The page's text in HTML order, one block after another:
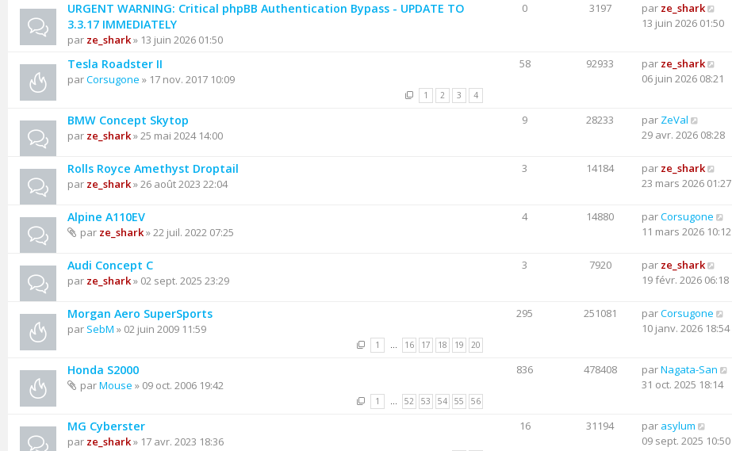
URGENT WARNING: Critical phpBB Authentication Bypass - UPDATE TO
3.3.17 IMMEDIATELY
par ze_shark» 13 juin 2026 01:50
0 3197 par ze_shark
13 juin 2026 01:50
Tesla Roadster II
parCorsugone » 17 nov. 2017 10:09
1 2 3 4
58 92933 par ze_shark
06 juin 2026 08:21
BMW Concept Skytop
par ze_shark» 25 mai 2024 14:00
9 28233 par ZeVal
29 avr. 2026 08:28
Rolls Royce Amethyst Droptail
par ze_shark» 26 août 2023 22:04
3 14184 par ze_shark
23 mars 2026 01:27
Alpine A110EV
par ze_shark» 22 juil. 2022 07:25
4 14880 parCorsugone
11 mars 2026 10:12
Audi Concept C
par ze_shark» 02 sept. 2025 23:29
3 7920 par ze_shark
19 févr. 2026 06:18
Morgan Aero SuperSports
par SebM » 02 juin 2009 11:59
1 … 16 17 18 19 20
295 251081 parCorsugone
10 janv. 2026 18:54
Honda S2000
parMouse » 09 oct. 2006 19:42
1 … 52 53 54 55 56
836 478408 parNagata-San
31 oct. 2025 18:14
MG Cyberster
par ze_shark» 17 avr. 2023 18:36
16 31194 par asylum
09 sept. 2025 10:50